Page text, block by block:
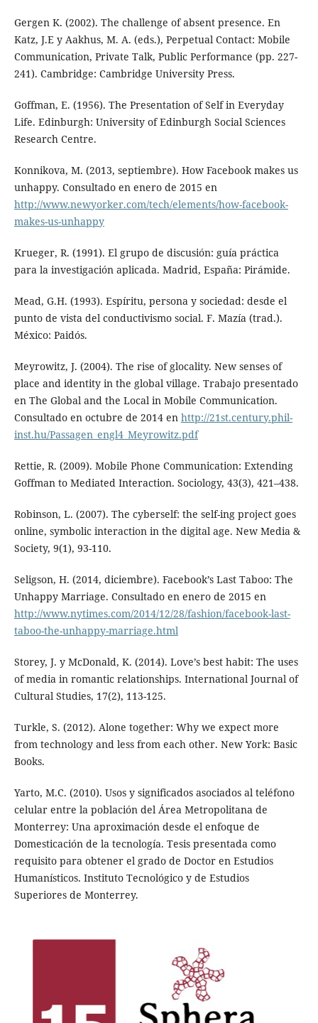
Gergen K. (2002). The challenge of absent presence. En
Katz, J.E y Aakhus, M. A. (eds.), Perpetual Contact: Mobile
Communication, Private Talk, Public Performance (pp. 227-
241). Cambridge: Cambridge University Press.
Goffman, E. (1956). The Presentation of Self in Everyday
Life. Edinburgh: University of Edinburgh Social Sciences
Research Centre.
Konnikova, M. (2013, septiembre). How Facebook makes us
unhappy. Consultado en enero de 2015 en
http://www.newyorker.com/tech/elements/how-facebook-
makes-us-unhappy
Krueger, R. (1991). El grupo de discusión: guía práctica
para la investigación aplicada. Madrid, España: Pirámide.
Mead, G.H. (1993). Espíritu, persona y sociedad: desde el
punto de vista del conductivismo social. F. Mazía (trad.).
México: Paidós.
Meyrowitz, J. (2004). The rise of glocality. New senses of
place and identity in the global village. Trabajo presentado
en The Global and the Local in Mobile Communication.
Consultado en octubre de 2014 en http://21st.century.phil-
inst.hu/Passagen_engl4_Meyrowitz.pdf
Rettie, R. (2009). Mobile Phone Communication: Extending
Goffman to Mediated Interaction. Sociology, 43(3), 421–438.
Robinson, L. (2007). The cyberself: the self-ing project goes
online, symbolic interaction in the digital age. New Media &
Society, 9(1), 93-110.
Seligson, H. (2014, diciembre). Facebook’s Last Taboo: The
Unhappy Marriage. Consultado en enero de 2015 en
http://www.nytimes.com/2014/12/28/fashion/facebook-last-
taboo-the-unhappy-marriage.html
Storey, J. y McDonald, K. (2014). Love’s best habit: The uses
of media in romantic relationships. International Journal of
Cultural Studies, 17(2), 113-125.
Turkle, S. (2012). Alone together: Why we expect more
from technology and less from each other. New York: Basic
Books.
Yarto, M.C. (2010). Usos y significados asociados al teléfono
celular entre la población del Área Metropolitana de
Monterrey: Una aproximación desde el enfoque de
Domesticación de la tecnología. Tesis presentada como
requisito para obtener el grado de Doctor en Estudios
Humanísticos. Instituto Tecnológico y de Estudios
Superiores de Monterrey.